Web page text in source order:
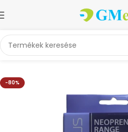
Kezdőlap Akciók
-80%